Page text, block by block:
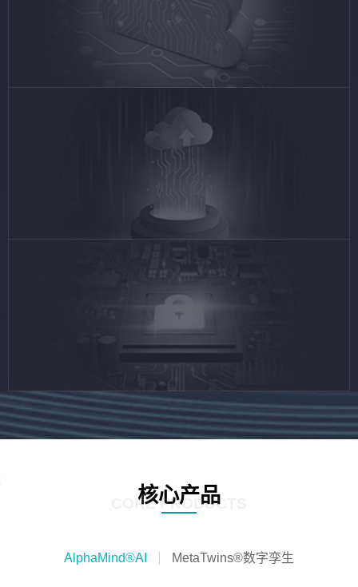
核心产品
CORE PRODUCTS
AlphaMind®AI MetaTwins®数字孪生